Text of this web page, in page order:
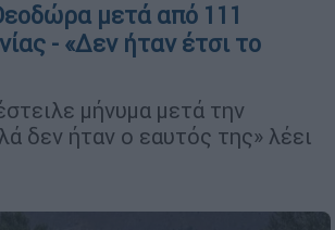
μετά από 111
- «Δεν ήταν έτσι το
μήνυμα μετά την
δεν ήταν ο εαυτός της» λέει